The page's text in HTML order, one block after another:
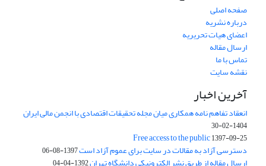
صفحه اصلی
درباره نشریه
اعضای هیات تحریریه
ارسال مقاله
تماس با ما
نقشه سایت
آخرین اخبار
انعقاد تفاهم نامه همکاری میان مجله تحقیقات اقتصادی با انجمن مالی ایران
1404-02-30
Free access to the public1397-09-25
دسترسی آزاد به مقالات در سایت برای عموم آزاد است1397-08-06